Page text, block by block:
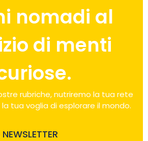
nomadi al
di menti
rubriche, nutriremo la tua rete
tua voglia di esplorare il mondo.